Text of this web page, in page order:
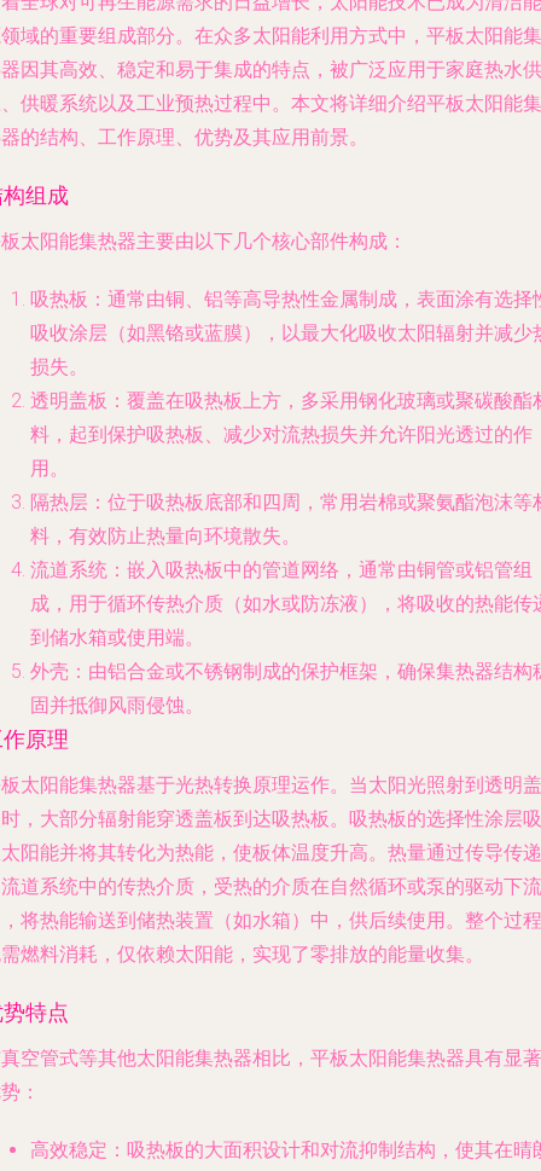
域的重要组成部分。在众多太阳能利用方式中，平板太阳能集
因其高效、稳定和易于集成的特点，被广泛应用于家庭热水供
供暖系统以及工业预热过程中。本文将详细介绍平板太阳能集
的结构、工作原理、优势及其应用前景。
组成
太阳能集热器主要由以下几个核心部件构成：
吸热板 ：通常由铜、铝等高导热性金属制成，表面涂有选择
吸收涂层（如黑铬或蓝膜），以最大化吸收太阳辐射并减少
损失。
透明盖板 ：覆盖在吸热板上方，多采用钢化玻璃或聚碳酸酯
料，起到保护吸热板、减少对流热损失并允许阳光透过的作
用。
隔热层 ：位于吸热板底部和四周，常用岩棉或聚氨酯泡沫等
料，有效防止热量向环境散失。
流道系统 ：嵌入吸热板中的管道网络，通常由铜管或铝管组
成，用于循环传热介质（如水或防冻液），将吸收的热能传
到储水箱或使用端。
外壳 ：由铝合金或不锈钢制成的保护框架，确保集热器结构
固并抵御风雨侵蚀。
原理
太阳能集热器基于光热转换原理运作。当太阳光照射到透明盖
，大部分辐射能穿透盖板到达吸热板。吸热板的选择性涂层吸
阳能并将其转化为热能，使板体温度升高。热量通过传导传递
道系统中的传热介质，受热的介质在自然循环或泵的驱动下流
将热能输送到储热装置（如水箱）中，供后续使用。整个过程
燃料消耗，仅依赖太阳能，实现了零排放的能量收集。
特点
空管式等其他太阳能集热器相比，平板太阳能集热器具有显著
：
高效稳定 ：吸热板的大面积设计和对流抑制结构，使其在晴